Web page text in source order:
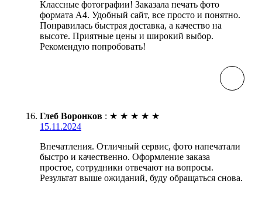
Классные фотографии! Заказала печать фото
формата А4. Удобный сайт, все просто и понятно.
Понравилась быстрая доставка, а качество на
высоте. Приятные цены и широкий выбор.
Рекомендую попробовать!
Глеб Воронков : ★ ★ ★ ★ ★
15.11.2024
Впечатления. Отличный сервис, фото напечатали
быстро и качественно. Оформление заказа
простое, сотрудники отвечают на вопросы.
Результат выше ожиданий, буду обращаться снова.